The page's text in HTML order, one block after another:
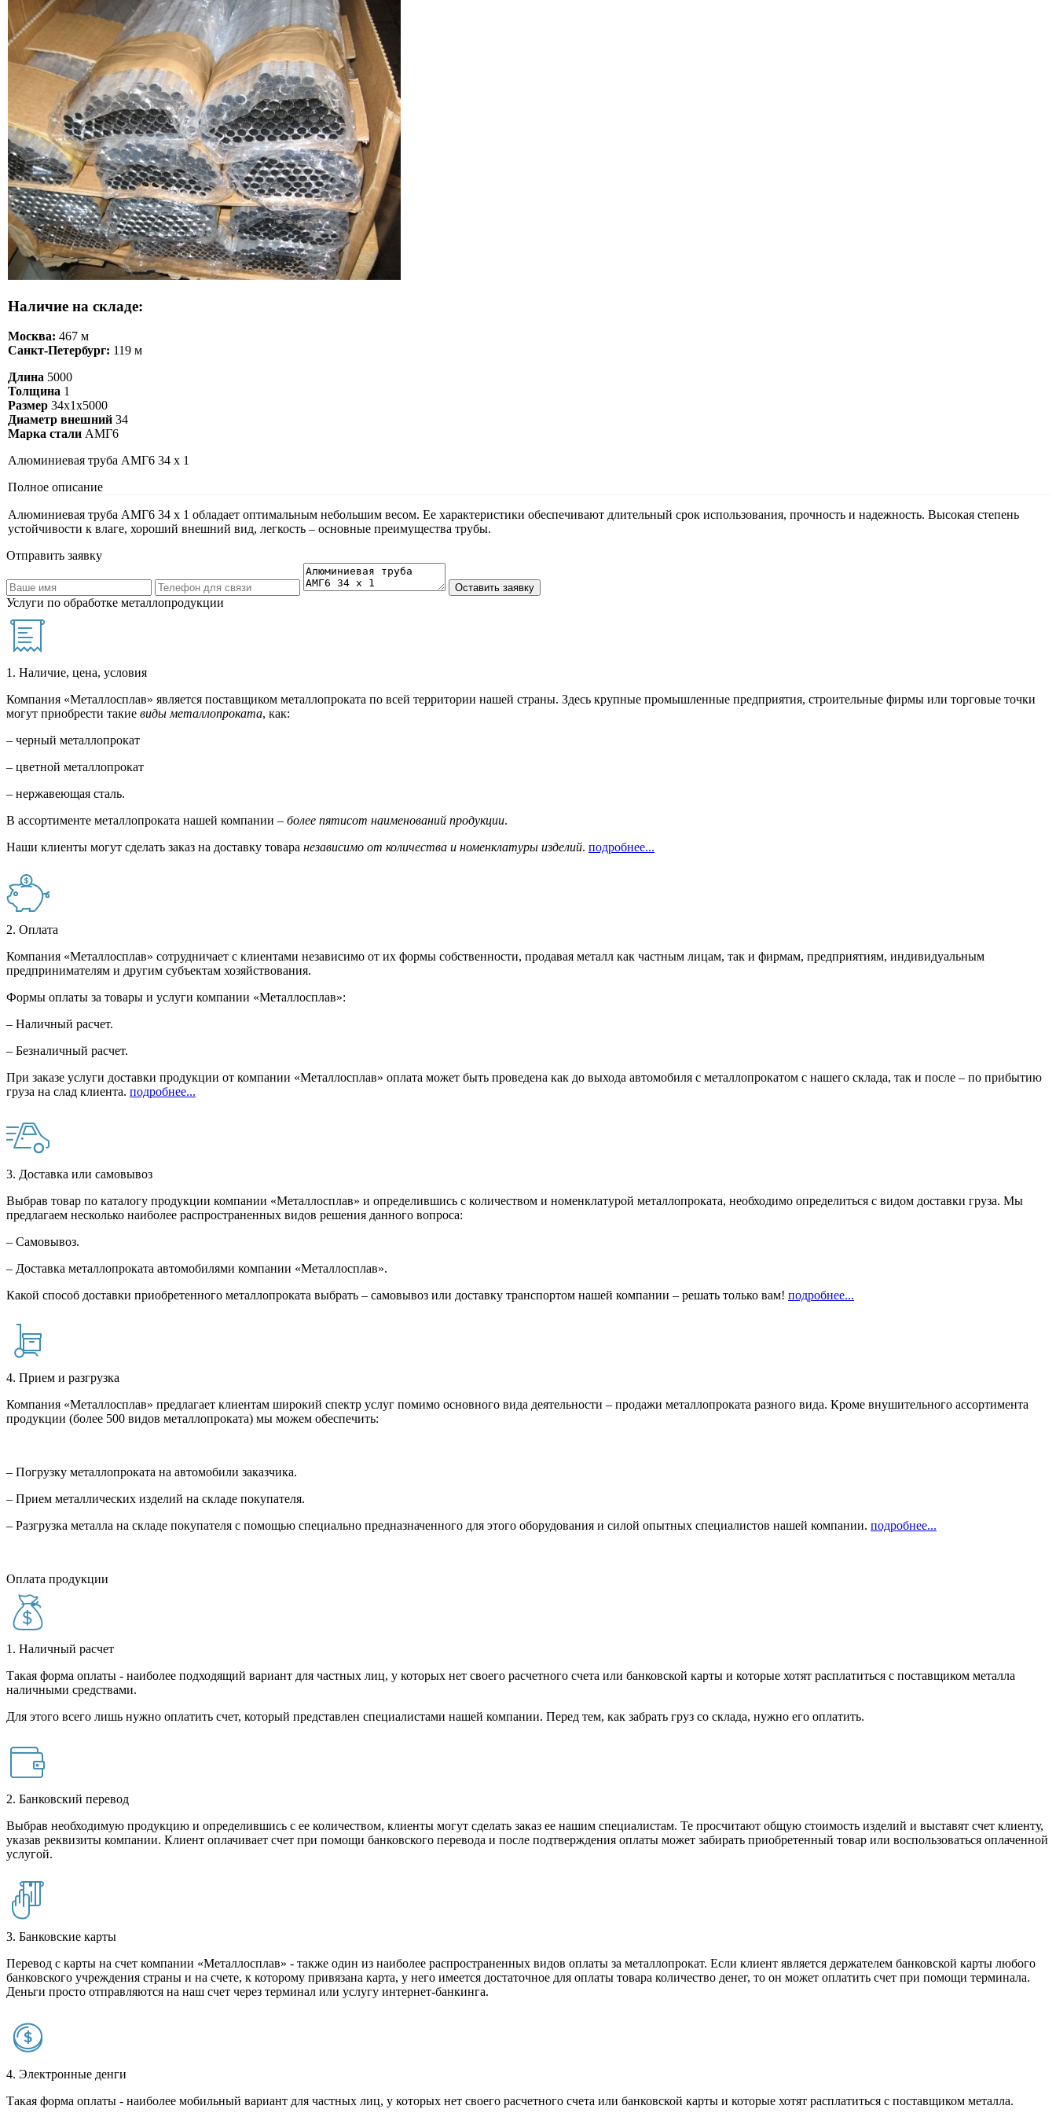
Наличие на складе:
Москва: 467 м
Санкт-Петербург: 119 м
Длина 5000
Толщина 1
Размер 34х1х5000
Диаметр внешний 34
Марка стали АМГ6
Алюминиевая труба АМГ6 34 х 1
Полное описание
Алюминиевая труба АМГ6 34 х 1 обладает оптимальным небольшим весом. Ее характеристики обеспечивают длительный срок использования, прочность и надежность. Высокая степень
устойчивости к влаге, хороший внешний вид, легкость – основные преимущества трубы.
Отправить заявку
Услуги по обработке металлопродукции
1. Наличие, цена, условия
Компания «Металлосплав» является поставщиком металлопроката по всей территории нашей страны. Здесь крупные промышленные предприятия, строительные фирмы или торговые точки
могут приобрести такие виды металлопроката, как:
– черный металлопрокат
– цветной металлопрокат
– нержавеющая сталь.
В ассортименте металлопроката нашей компании – более пятисот наименований продукции.
Наши клиенты могут сделать заказ на доставку товара независимо от количества и номенклатуры изделий. подробнее...
2. Оплата
Компания «Металлосплав» сотрудничает с клиентами независимо от их формы собственности, продавая металл как частным лицам, так и фирмам, предприятиям, индивидуальным
предпринимателям и другим субъектам хозяйствования.
Формы оплаты за товары и услуги компании «Металлосплав»:
– Наличный расчет.
– Безналичный расчет.
При заказе услуги доставки продукции от компании «Металлосплав» оплата может быть проведена как до выхода автомобиля с металлопрокатом с нашего склада, так и после – по прибытию
груза на слад клиента. подробнее...
3. Доставка или самовывоз
Выбрав товар по каталогу продукции компании «Металлосплав» и определившись с количеством и номенклатурой металлопроката, необходимо определиться с видом доставки груза. Мы
предлагаем несколько наиболее распространенных видов решения данного вопроса:
– Самовывоз.
– Доставка металлопроката автомобилями компании «Металлосплав».
Какой способ доставки приобретенного металлопроката выбрать – самовывоз или доставку транспортом нашей компании – решать только вам! подробнее...
4. Прием и разгрузка
Компания «Металлосплав» предлагает клиентам широкий спектр услуг помимо основного вида деятельности – продажи металлопроката разного вида. Кроме внушительного ассортимента
продукции (более 500 видов металлопроката) мы можем обеспечить:
– Погрузку металлопроката на автомобили заказчика.
– Прием металлических изделий на складе покупателя.
– Разгрузка металла на складе покупателя с помощью специально предназначенного для этого оборудования и силой опытных специалистов нашей компании. подробнее...
Оплата продукции
1. Наличный расчет
Такая форма оплаты - наиболее подходящий вариант для частных лиц, у которых нет своего расчетного счета или банковской карты и которые хотят расплатиться с поставщиком металла
наличными средствами.
Для этого всего лишь нужно оплатить счет, который представлен специалистами нашей компании. Перед тем, как забрать груз со склада, нужно его оплатить.
2. Банковский перевод
Выбрав необходимую продукцию и определившись с ее количеством, клиенты могут сделать заказ ее нашим специалистам. Те просчитают общую стоимость изделий и выставят счет клиенту,
указав реквизиты компании. Клиент оплачивает счет при помощи банковского перевода и после подтверждения оплаты может забирать приобретенный товар или воспользоваться оплаченной
услугой.
3. Банковские карты
Перевод с карты на счет компании «Металлосплав» - также один из наиболее распространенных видов оплаты за металлопрокат. Если клиент является держателем банковской карты любого
банковского учреждения страны и на счете, к которому привязана карта, у него имеется достаточное для оплаты товара количество денег, то он может оплатить счет при помощи терминала.
Деньги просто отправляются на наш счет через терминал или услугу интернет-банкинга.
4. Электронные денги
Такая форма оплаты - наиболее мобильный вариант для частных лиц, у которых нет своего расчетного счета или банковской карты и которые хотят расплатиться с поставщиком металла.